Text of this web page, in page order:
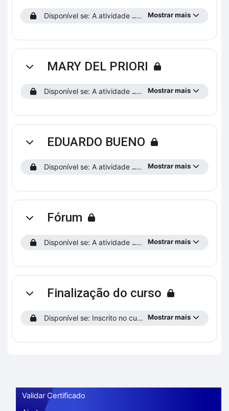
Mostrar mais
Disponível se: A atividade ...saiba como funciona o curso!
ContrairMARY DEL PRIORI
Mostrar mais
Disponível se: A atividade ...saiba como funciona o curso!
ContrairEDUARDO BUENO
Mostrar mais
Disponível se: A atividade ...saiba como funciona o curso!
ContrairFórum
Mostrar mais
Disponível se: A atividade ...saiba como funciona o curso!
ContrairFinalização do curso
Mostrar mais
Disponível se: Inscrito no curso.
Validar Certificado